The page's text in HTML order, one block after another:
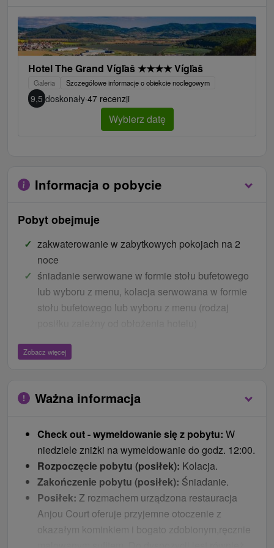
Hotel The Grand Vígľaš ★★★★Vígľaš
Galeria Szczegółowe informacje o obiekcie noclegowym
9,5 doskonały·47 recenzji
Wybierz datę
Informacja o pobycie
Pobyt obejmuje
zakwaterowanie w zabytkowych pokojach na 2
noce
śniadanie serwowane w formie stołu bufetowego
lub wyboru z menu, kolacja serwowana w formie
stołu bufetowego lub wyboru z menu (rodzaj
pobytu (w godzinach otwarcia)
mniejszej liczby gości, nie ograniczamy pobytu w
Państwo basen, jacuzzi, saunę fińską i na
podczerwień oraz basen chłodzący. Możliwość
wykupienia masażu.
zwiedzanie zamku z przewodnikiem
Wi-Fi
parkowanie
Zobacz więcej
Ważna informacja
Check out - wymeldowanie się z pobytu: W
niedziele zniżki na wymeldowanie do godz. 12:00.
Rozpoczęcie pobytu (posiłek): Kolacja.
Zakończenie pobytu (posiłek): Śniadanie.
Posiłek: Z rozmachem urządzona restauracja
Anjou Court oferuje przyjemne otoczenie z
okazałym kominkiem i bogato zdobionym,ręcznie